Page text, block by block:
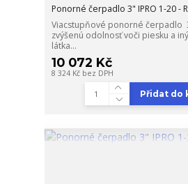
Ponorné čerpadlo 3" IPRO 1-20 -
Viacstupňové ponorné čerpadlo
zvýšenú odolnosť voči piesku a
látka...
10 072 Kč
8 324 Kč bez DPH
Přidat do